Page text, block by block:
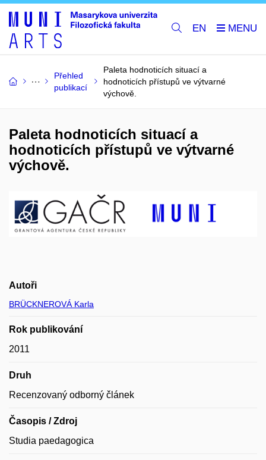
EN
Přehled
publikací
Paleta hodnoticích situací a
hodnoticích přístupů ve výtvarné
výchově.
Paleta hodnoticích situací a
hodnoticích přístupů ve výtvarné
výchově.
Autoři
BRÜCKNEROVÁ Karla
Rok publikování
2011
Druh
Recenzovaný odborný článek
Časopis / Zdroj
Studia paedagogica